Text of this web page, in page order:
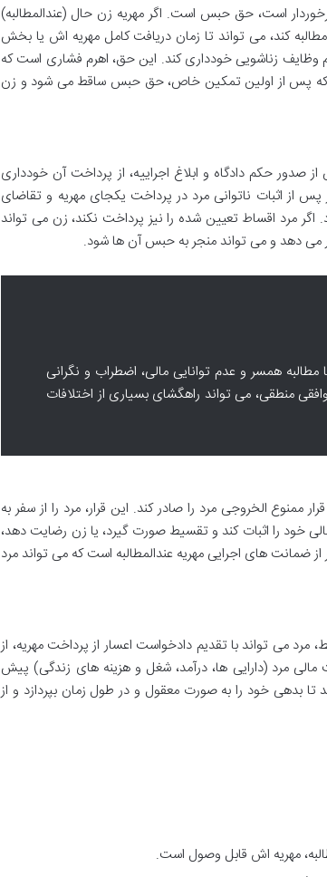
است، حق حبس است. اگر مهریه زن حال (عندالمطالبه)
کند، می تواند تا زمان دریافت کامل مهریه اش یا بخش
وظایف زناشویی خودداری کند. این حق، اهرم فشاری است که
که پس از اولین تمکین خاص، حق حبس ساقط می شود و زن
صدور حکم دادگاه و ابلاغ اجراییه، از پرداخت آن خودداری
از اثبات ناتوانی مرد در پرداخت یکجای مهریه و تقاضای
مرد اقساط تعیین شده را نیز پرداخت نکند، زن می تواند
می دهد و می تواند منجر به حبس آن ها شود.
مطالبه همسر و عدم توانایی مالی، اضطراب و نگرانی
منطقی، می تواند راهگشای بسیاری از اختلافات
الخروجی مرد را صادر کند. این قرار، مرد را از سفر به
خود را اثبات کند و تقسیط صورت گیرد، یا زن رضایت دهد،
ضمانت های اجرایی مهریه عندالمطالبه است که می تواند مرد
مرد می تواند با تقدیم دادخواست اعسار از پرداخت مهریه، از
مالی مرد (دارایی ها، درآمد، شغل و هزینه های زندگی) پیش
بدهی خود را به صورت معقول و در طول زمان بپردازد و از
مهریه اش قابل وصول است.